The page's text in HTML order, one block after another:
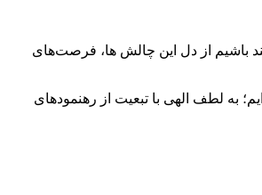
باشیم از دل این چالش ها، فرصت‌های
به لطف الهی با تبعیت از رهنمودهای